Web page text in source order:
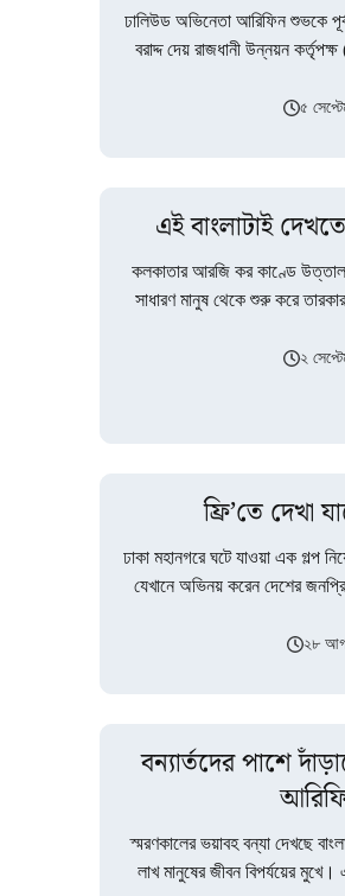
ঢালিউড অভিনেতা আরিফিন শুভকে
বরাদ্দ দেয় রাজধানী উন্নয়ন
৫
এই বাংলাটাই
কলকাতার আরজি কর কাণ্ডে উত্তাল
সাধারণ মানুষ থেকে শুরু করে
২
ফ্রি’তে দেখা
ঢাকা মহানগরে ঘটে যাওয়া এক গল্প
যেখানে অভিনয় করেন দেশের
২৮
বন্যার্তদের পাশে
স্মরণকালের ভয়াবহ বন্যা দেখছে
লাখ মানুষের জীবন বিপর্যয়ের